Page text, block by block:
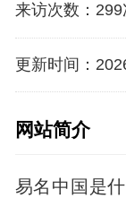
来访次数 ： 299
更新时间 ：
网站简介
易名中国是